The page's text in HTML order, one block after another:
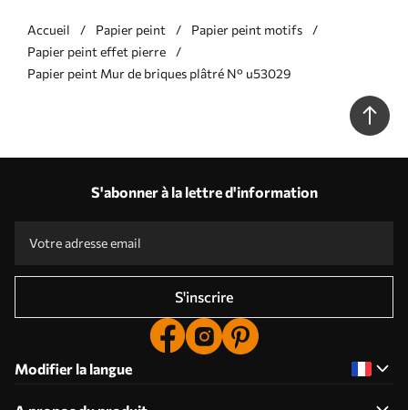
Accueil Papier peint
Papier peint motifs
Papier peint effet pierre
Papier peint Mur de briques plâtré N° u53029
S'abonner à la lettre d'information
S'inscrire
Modifier la langue